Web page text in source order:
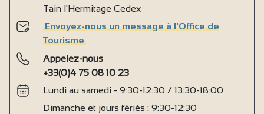
Tain l'Hermitage Cedex
Envoyez-nous un message à l'Office de
Tourisme
Appelez-nous
+33(0)4 75 08 10 23
Lundi au samedi - 9:30-12:30 / 13:30-18:00
Dimanche et jours fériés : 9:30-12:30